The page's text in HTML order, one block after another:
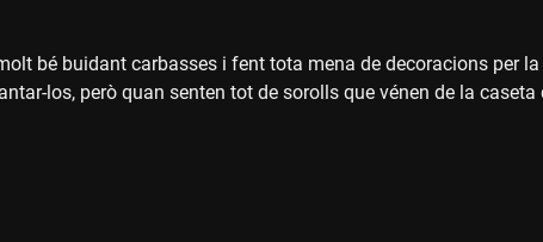
bé buidant carbasses i fent tota mena de decoracions per
los, però quan senten tot de sorolls que vénen de la